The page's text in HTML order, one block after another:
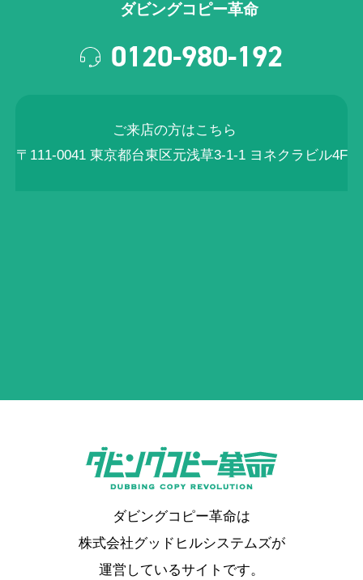
ダビングコピー革命
0120-980-192
ご来店の方はこちら
〒111-0041 東京都台東区元浅草3-1-1 ヨネクラビル4F
ダビングコピー革命は
株式会社グッドヒルシステムズが
運営しているサイトです。